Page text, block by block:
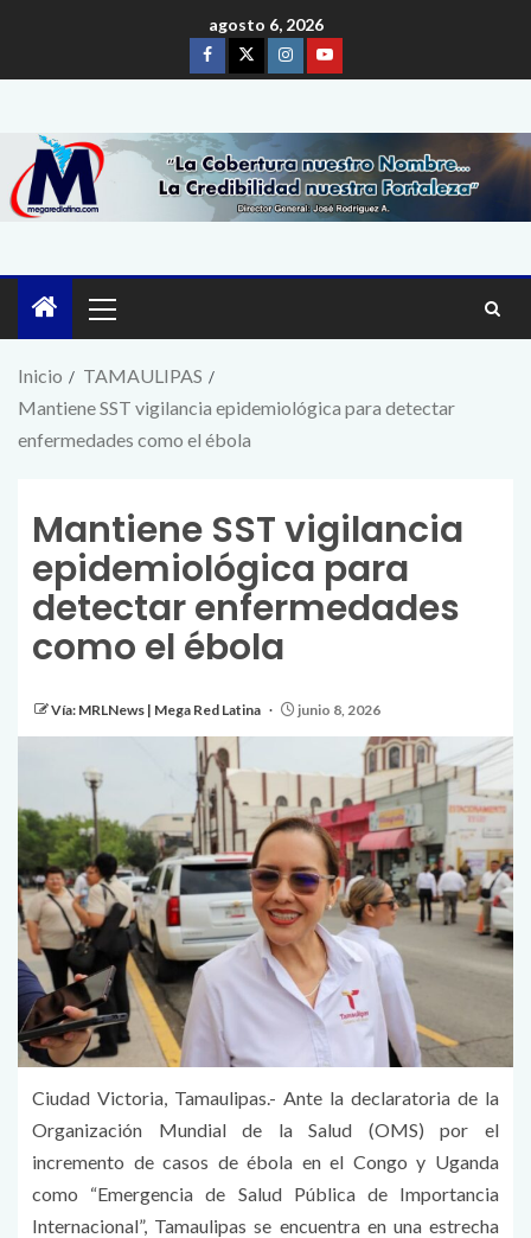
agosto 6, 2026
Inicio
TAMAULIPAS
Mantiene SST vigilancia epidemiológica para detectar
enfermedades como el ébola
Mantiene SST vigilancia
epidemiológica para
detectar enfermedades
como el ébola
Vía: MRLNews | Mega Red Latina junio 8, 2026
Ciudad Victoria, Tamaulipas.- Ante la declaratoria de la
Organización Mundial de la Salud (OMS) por el
incremento de casos de ébola en el Congo y Uganda
como “Emergencia de Salud Pública de Importancia
Internacional”, Tamaulipas se encuentra en una estrecha